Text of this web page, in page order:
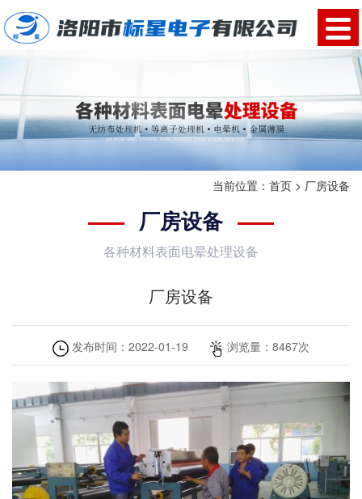
当前位置： 首页 > 厂房设备
厂房设备
各种材料表面电晕处理设备
厂房设备
发布时间： 2022-01-19 浏览量： 8467次